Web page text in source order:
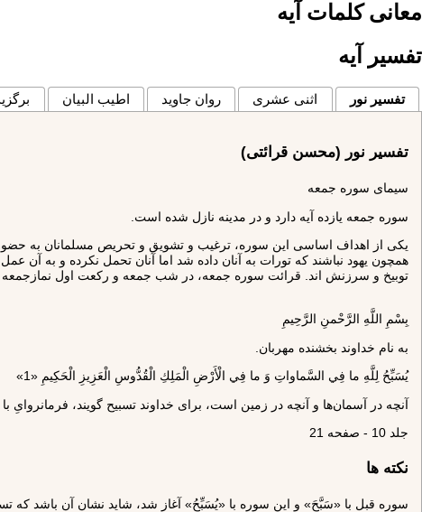
معانی کلمات آیه
تفسیر آیه
تفسیر نور اثنی عشری روان جاوید اطیب البیان
تفسیر نور (محسن قرائتی)
سيماى سوره جمعه‏
سوره جمعه يازده آيه دارد و در مدينه نازل شده است.
يكى از اهداف اساسى اين سوره، ترغيب و تشويق و تحريص مسلمانان به حضور
همچون يهود نباشند كه تورات به آنان داده شد اما آنان تحمل نكرده و به
توبيخ و سرزنش‏ اند. قرائت سوره جمعه، در شب جمعه و ركعت اول
بِسْمِ اللَّهِ الرَّحْمنِ الرَّحِيمِ‏
به نام خداوند بخشنده مهربان.
يُسَبِّحُ لِلَّهِ ما فِي السَّماواتِ وَ ما فِي الْأَرْضِ الْمَلِكِ الْقُدُّوسِ الْعَزِيزِ الْحَكِيمِ «1»
آنچه در آسمان‌ها و آنچه در زمين است، براى خداوند تسبيح گويند، فرمانرواىِ
جلد 10 - صفحه 21
نکته ها
سوره قبل با «سَبَّحَ» و اين سوره با «يُسَبِّحُ» آغاز شد، شايد نشان آن باشد كه